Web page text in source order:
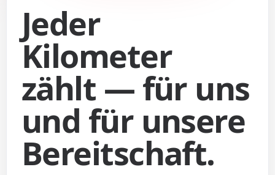
Jeder
Kilometer
zählt — für uns
und für unsere
Bereitschaft.